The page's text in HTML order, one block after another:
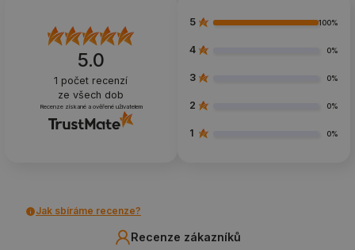
5.0
1 počet recenzí
ze všech dob
Recenze získané a ověřené uživatelem
5 100%
4 0%
3 0%
2 0%
1 0%
Jak sbíráme recenze?
Recenze zákazníků